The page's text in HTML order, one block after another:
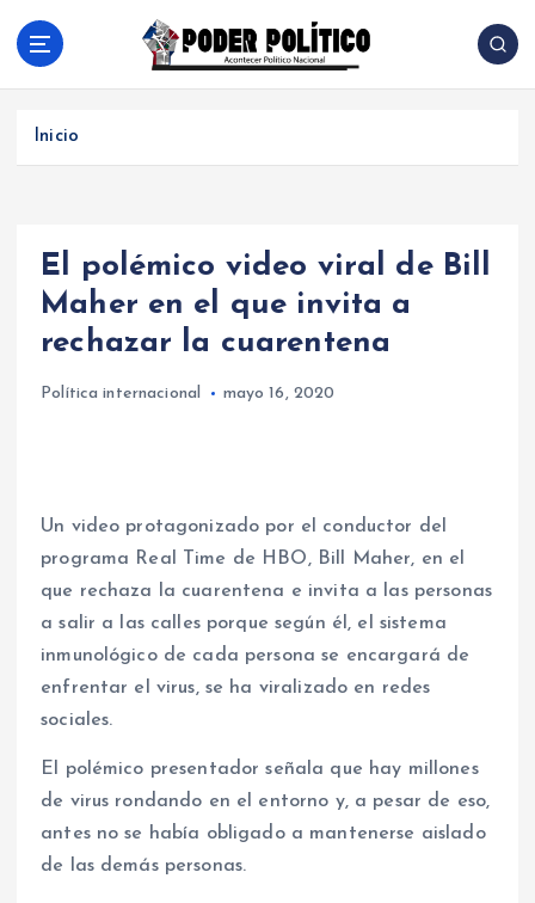
Acontecer Politico Nacional
Inicio
El polémico video viral de Bill
Maher en el que invita a
rechazar la cuarentena
Política internacional mayo 16, 2020
Un video protagonizado por el conductor del
programa Real Time de HBO, Bill Maher, en el
que rechaza la cuarentena e invita a las personas
a salir a las calles porque según él, el sistema
inmunológico de cada persona se encargará de
enfrentar el virus, se ha viralizado en redes
sociales.
El polémico presentador señala que hay millones
de virus rondando en el entorno y, a pesar de eso,
antes no se había obligado a mantenerse aislado
de las demás personas.